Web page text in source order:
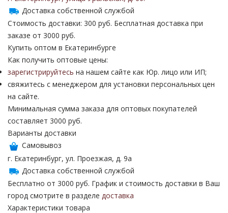
Доставка собственной службой
Стоимость доставки: 300 руб. Бесплатная доставка при
заказе от 3000 руб.
Купить оптом в Екатеринбурге
Как получить оптовые цены:
зарегистрируйтесь на нашем сайте как Юр. лицо или ИП;
свяжитесь с менеджером для установки персональных цен
на сайте.
Минимальная сумма заказа для оптовых покупателей
составляет 3000 руб.
Варианты доставки
Самовывоз
г. Екатеринбург, ул. Проезжая, д. 9а
Доставка собственной службой
Бесплатно от 3000 руб. График и стоимость доставки в Ваш
город смотрите в разделе доставка
Характеристики товара